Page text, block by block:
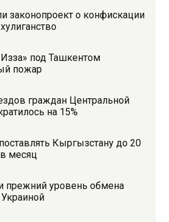
законопроект о конфискации
под Ташкентом
пожар
граждан Центральной
на 15%
Кыргызстану до 20
месяц
прежний уровень обмена